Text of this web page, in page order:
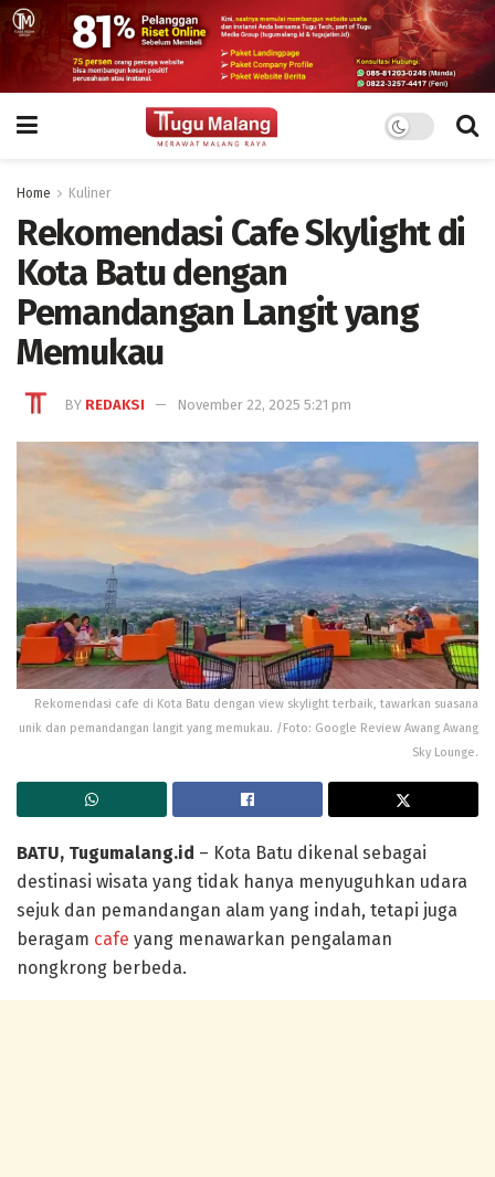
Home Kuliner
Rekomendasi Cafe Skylight di
Kota Batu dengan
Pemandangan Langit yang
Memukau
BY REDAKSI November 22, 2025 5:21 pm
Rekomendasi cafe di Kota Batu dengan view skylight terbaik, tawarkan suasana
unik dan pemandangan langit yang memukau. /Foto: Google Review Awang Awang
Sky Lounge.
BATU, Tugumalang.id – Kota Batu dikenal sebagai
destinasi wisata yang tidak hanya menyuguhkan udara
sejuk dan pemandangan alam yang indah, tetapi juga
beragam cafe yang menawarkan pengalaman
nongkrong berbeda.